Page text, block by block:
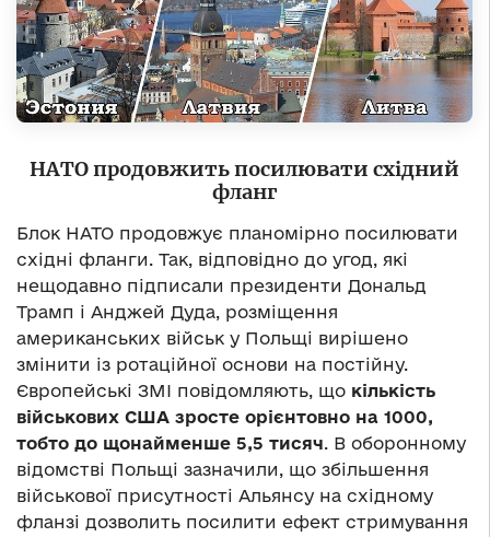
НАТО продовжить посилювати східний
фланг
Блок НАТО продовжує планомірно посилювати
східні фланги. Так, відповідно до угод, які
нещодавно підписали президенти Дональд
Трамп і Анджей Дуда, розміщення
американських військ у Польщі вирішено
змінити із ротаційної основи на постійну.
Європейські ЗМІ повідомляють, що кількість
військових США зросте орієнтовно на 1000,
тобто до щонайменше 5,5 тисяч. В оборонному
відомстві Польщі зазначили, що збільшення
військової присутності Альянсу на східному
фланзі дозволить посилити ефект стримування